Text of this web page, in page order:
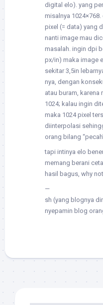
digital elo). yang
misalnya
pixel (= data) yang
nanti image mau
masalah. ingin dpi
px/in) maka image
sekitar 3,5in
nya, dengan
atau buram, karena
1024; kalau ingin
maka 1024 pixel
diinterpolasi
orang bilang
tapi intinya elo
memang berani
hasil bagus, why
—
sh (yang blognya
nyepamin blog